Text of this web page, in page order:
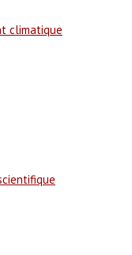
climatique